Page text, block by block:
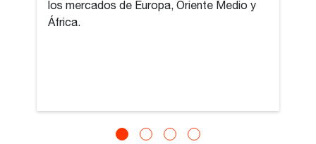
los mercados de Europa, Oriente Medio y
África.